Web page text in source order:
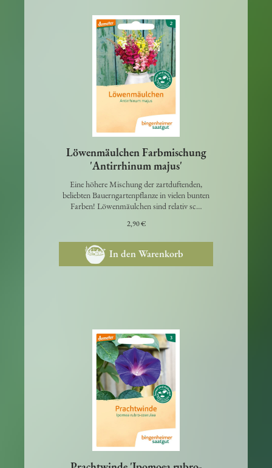
Löwenmäulchen Farbmischung
'Antirrhinum majus'
Eine höhere Mischung der zartduftenden,
beliebten Bauerngartenpflanze in vielen bunten
Farben! Löwenmäulchen sind relativ sc…
2,90 €
In den Warenkorb